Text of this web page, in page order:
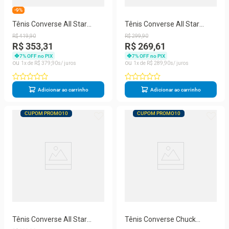
-9%
Tênis Converse All Star
Chuck Taylor Move Ox
Feminino
R$419,90
R$ 353,31
7% OFF no PIX
1
R$ 379 90
Adicionar ao carrinho
Tênis Converse All Star
Chuck Taylor Side Zip HI
Infantil
R$299,90
R$ 269,61
7% OFF no PIX
1
R$ 289 90
Adicionar ao carrinho
CUPOM PROMO10
Tênis Converse All Star
CUPOM PROMO10
Tênis Converse Chuck